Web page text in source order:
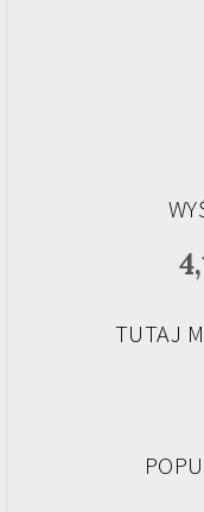
TUTAJ